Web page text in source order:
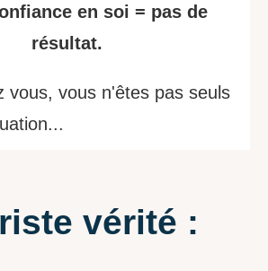
en soi = pas de
résultat.
vous, vous n'êtes pas seuls
vérité :